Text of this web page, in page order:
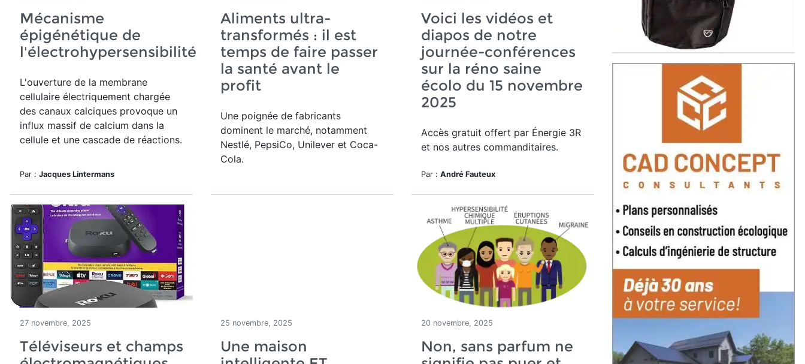
Mécanisme
épigénétique de
l'électrohypersensibilité
L'ouverture de la membrane
cellulaire électriquement chargée
des canaux calciques provoque un
influx massif de calcium dans la
cellule et une cascade de réactions.
Par : Jacques Lintermans
Aliments ultra-
transformés : il est
temps de faire passer
la santé avant le
profit
Une poignée de fabricants
dominent le marché, notamment
Nestlé, PepsiCo, Unilever et Coca-
Cola.
Voici les vidéos et
diapos de notre
journée-conférences
sur la réno saine
écolo du 15 novembre
2025
Accès gratuit offert par Énergie 3R
et nos autres commanditaires.
Par : André Fauteux
27 novembre, 2025
Téléviseurs et champs
25 novembre, 2025
Une maison
20 novembre, 2025
Non, sans parfum ne